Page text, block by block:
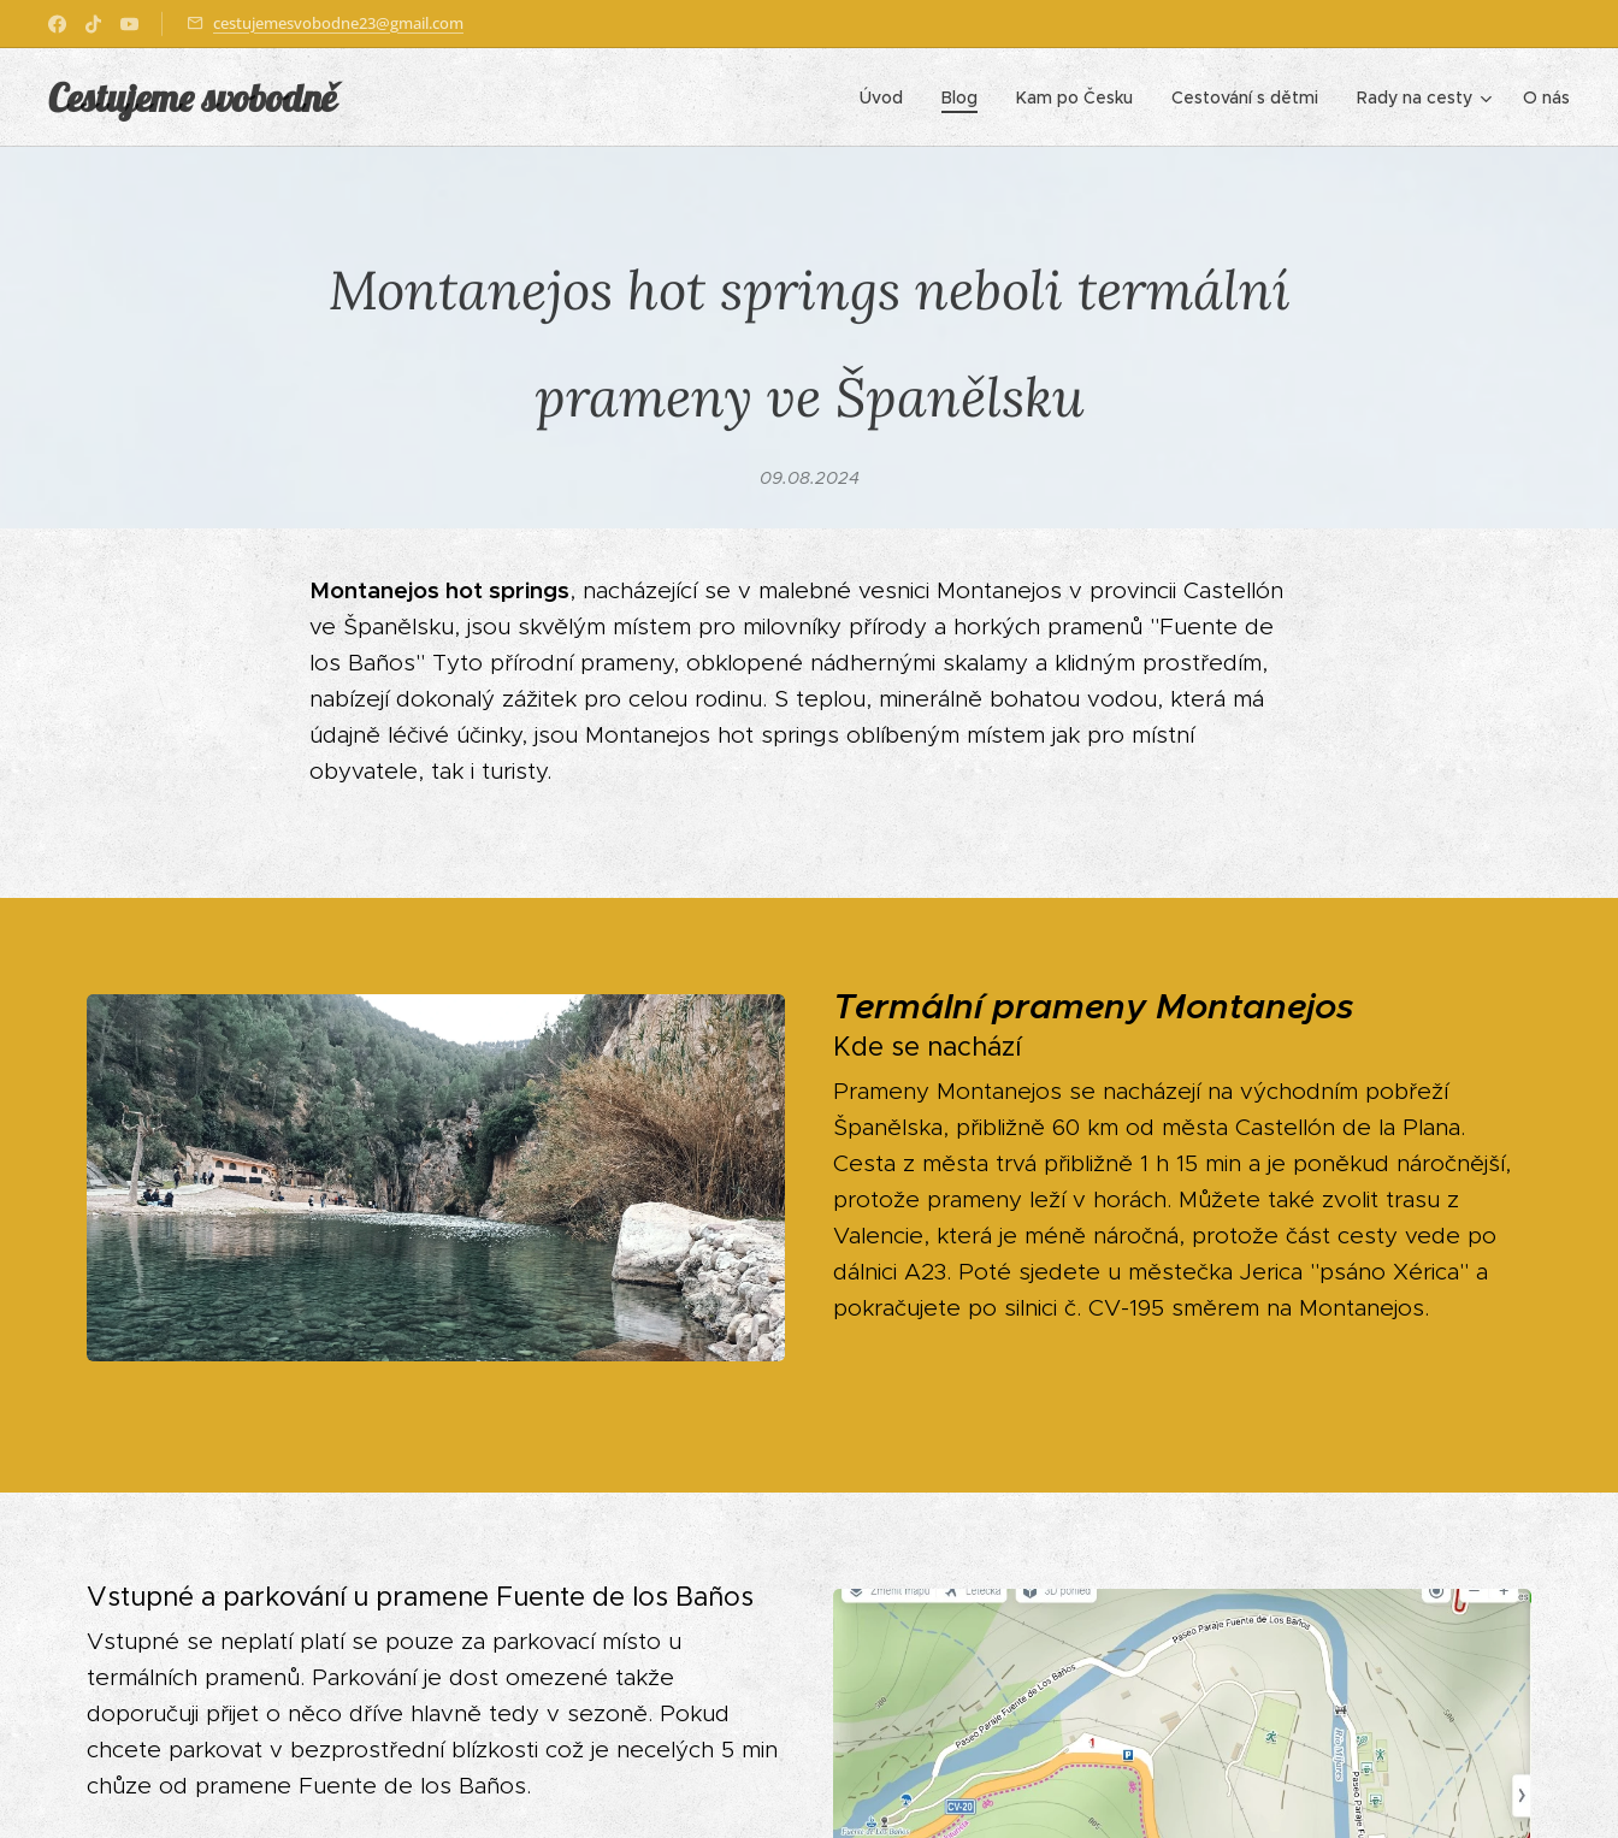
cestujemesvobodne23@gmail.com
Cestujemesvobodně Úvod Blog Kam po Česku Cestování s dětmi Rady na cesty O nás
Montanejos hot springs neboli termální
prameny ve Španělsku
09.08.2024
Montanejos hot springs, nacházející se v malebné vesnici Montanejos v provincii Castellón
ve Španělsku, jsou skvělým místem pro milovníky přírody a horkých pramenů "Fuente de
los Baños" Tyto přírodní prameny, obklopené nádhernými skalamy a klidným prostředím,
nabízejí dokonalý zážitek pro celou rodinu. S teplou, minerálně bohatou vodou, která má
údajně léčivé účinky, jsou Montanejos hot springs oblíbeným místem jak pro místní
obyvatele, tak i turisty.
Termální prameny Montanejos
Kde se nachází
Prameny Montanejos se nacházejí na východním pobřeží
Španělska, přibližně 60 km od města Castellón de la Plana.
Cesta z města trvá přibližně 1 h 15 min a je poněkud náročnější,
protože prameny leží v horách. Můžete také zvolit trasu z
Valencie, která je méně náročná, protože část cesty vede po
dálnici A23. Poté sjedete u městečka Jerica "psáno Xérica" a
pokračujete po silnici č. CV-195 směrem na Montanejos.
Vstupné a parkování u pramene Fuente de los Baños
Vstupné se neplatí platí se pouze za parkovací místo u
termálních pramenů. Parkování je dost omezené takže
doporučuji přijet o něco dříve hlavně tedy v sezoně. Pokud
chcete parkovat v bezprostřední blízkosti což je necelých 5 min
chůze od pramene Fuente de los Baños.